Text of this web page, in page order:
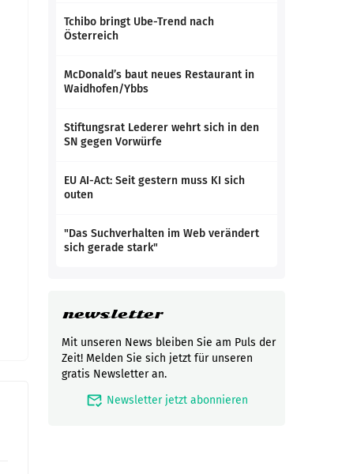
Tchibo bringt Ube-Trend nach
Österreich
McDonald’s baut neues Restaurant in
Waidhofen/Ybbs
Stiftungsrat Lederer wehrt sich in den
SN gegen Vorwürfe
EU AI-Act: Seit gestern muss KI sich
outen
"Das Suchverhalten im Web verändert
sich gerade stark"
newsletter
Mit unseren News bleiben Sie am Puls der
Zeit! Melden Sie sich jetzt für unseren
gratis Newsletter an.
mark_email_read Newsletter jetzt abonnieren